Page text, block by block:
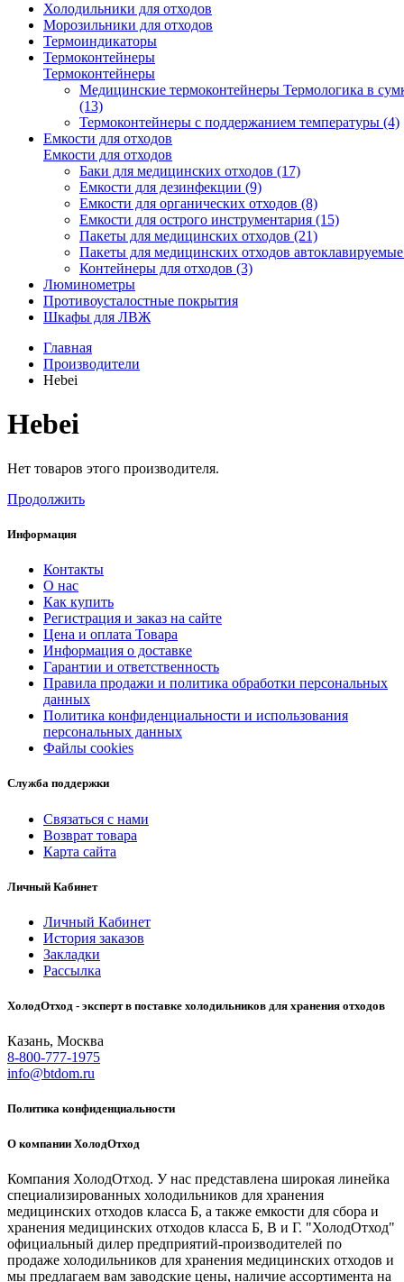
Холодильники для отходов
Морозильники для отходов
Термоиндикаторы
Термоконтейнеры
Термоконтейнеры
Медицинские термоконтейнеры Термологика в
(13)
Термоконтейнеры с поддержанием температуры (4)
Емкости для отходов
Емкости для отходов
Баки для медицинских отходов (17)
Емкости для дезинфекции (9)
Емкости для органических отходов (8)
Емкости для острого инструментария (15)
Пакеты для медицинских отходов (21)
Пакеты для медицинских отходов
Контейнеры для отходов (3)
Люминометры
Противоусталостные покрытия
Шкафы для ЛВЖ
Главная
Производители
Hebei
Hebei
Нет товаров этого производителя.
Продолжить
Информация
Контакты
О нас
Как купить
Регистрация и заказ на сайте
Цена и оплата Товара
Информация о доставке
Гарантии и ответственность
Правила продажи и политика обработки персональных
данных
Политика конфиденциальности и использования
персональных данных
Файлы cookies
Служба поддержки
Связаться с нами
Возврат товара
Карта сайта
Личный Кабинет
Личный Кабинет
История заказов
Закладки
Рассылка
ХолодОтход - эксперт в поставке холодильников для хранения отходов
Казань, Москва
8-800-777-1975
info@btdom.ru
Политика конфиденциальности
О компании ХолодОтход
Компания ХолодОтход. У нас представлена широкая линейка
специализированных холодильников для хранения
медицинских отходов класса Б, а также емкости для сбора и
хранения медицинских отходов класса Б, В и Г. "ХолодОтход"
официальный дилер предприятий-производителей по
продаже холодильников для хранения медицинских отходов и
мы предлагаем вам заводские цены, наличие ассортимента на